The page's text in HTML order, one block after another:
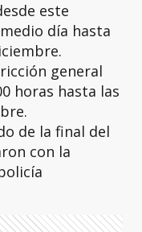
este
día hasta
general
horas hasta las
de la final del
con la